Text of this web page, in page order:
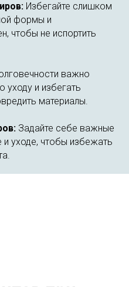
Избегайте слишком
формы и
чтобы не испортить
важно
уходу и избегать
материалы.
Задайте себе важные
уходе, чтобы избежать